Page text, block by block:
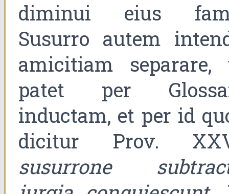
diminui eius
Susurro autem
amicitiam separare,
patet per
inductam, et per id
dicitur Prov.
susurrone